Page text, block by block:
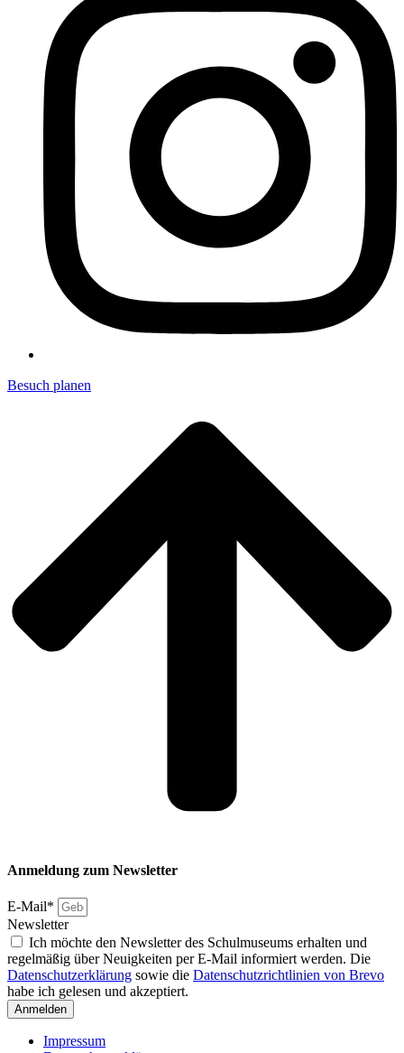
Besuch planen
Anmeldung zum Newsletter
E-Mail*
Newsletter
Ich möchte den Newsletter des Schulmuseums erhalten und
regelmäßig über Neuigkeiten per E-Mail informiert werden. Die
Datenschutzerklärung sowie die Datenschutzrichtlinien von Brevo
habe ich gelesen und akzeptiert.
Anmelden
Impressum